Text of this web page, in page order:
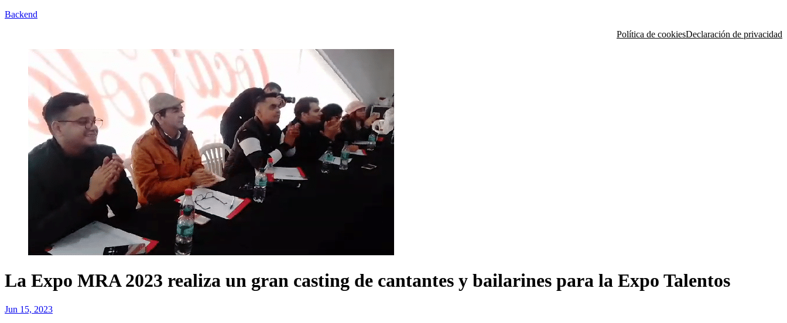
Backend
Política de cookiesDeclaración de privacidad
La Expo MRA 2023 realiza un gran casting de cantantes y bailarines para la Expo Talentos
Jun 15, 2023